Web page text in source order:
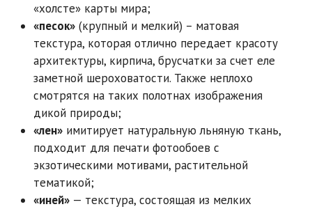
«холсте» карты мира;
«песок» (крупный и мелкий) – матовая
текстура, которая отлично передает красоту
архитектуры, кирпича, брусчатки за счет еле
заметной шероховатости. Также неплохо
смотрятся на таких полотнах изображения
дикой природы;
«лен» имитирует натуральную льняную ткань,
подходит для печати фотообоев с
экзотическими мотивами, растительной
тематикой;
«иней» — текстура, состоящая из мелких